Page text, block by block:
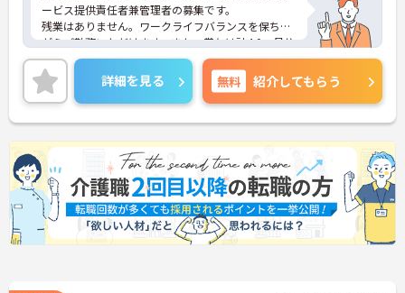
ービス提供責任者兼管理者の募集です。
残業はありません。ワークライフバランスを保ちな
がらご勤務いただけます。また、賞与は計4.0ヶ月分
の支給実績があり、頑張りがきちんと評価される職
場です。
ご興味のある方には、面接対策ポイントなど、さら
に詳細をご案内しますのでお気軽にご相談くださ
い！
詳細を見る 無料 紹介してもらう